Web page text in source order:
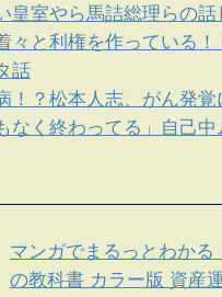
皇室やら馬詰総理らの話
々と利権を作っている！
話
！？松本人志、がん発覚
なく終わってる」自己中
マンガでまるっとわかる
の教科書 カラー版 資産